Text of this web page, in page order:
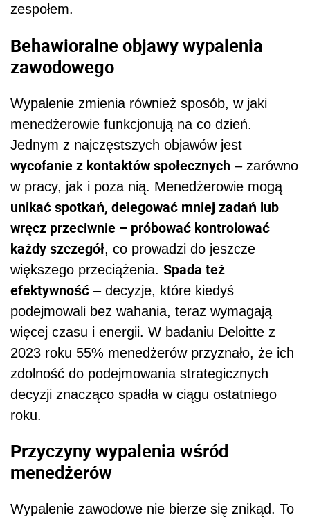
zespołem.
Behawioralne objawy wypalenia
zawodowego
Wypalenie zmienia również sposób, w jaki
menedżerowie funkcjonują na co dzień.
Jednym z najczęstszych objawów jest
wycofanie z kontaktów społecznych – zarówno
w pracy, jak i poza nią. Menedżerowie mogą
unikać spotkań, delegować mniej zadań lub
wręcz przeciwnie – próbować kontrolować
każdy szczegół, co prowadzi do jeszcze
większego przeciążenia. Spada też
efektywność – decyzje, które kiedyś
podejmowali bez wahania, teraz wymagają
więcej czasu i energii. W badaniu Deloitte z
2023 roku 55% menedżerów przyznało, że ich
zdolność do podejmowania strategicznych
decyzji znacząco spadła w ciągu ostatniego
roku.
Przyczyny wypalenia wśród
menedżerów
Wypalenie zawodowe nie bierze się znikąd. To